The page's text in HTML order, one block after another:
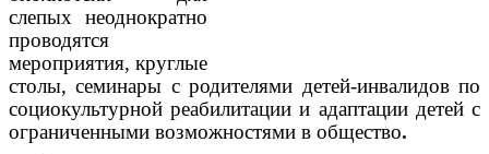
слепых неоднократно
проводятся
мероприятия, круглые
столы, семинары с родителями детей-инвалидов по
социокультурной реабилитации и адаптации детей с
ограниченными возможностями в общество.